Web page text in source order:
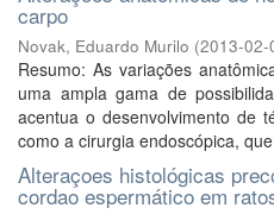
carpo
Novak, Eduardo Murilo (2013-02-
Resumo: As variações
uma ampla gama de
acentua o desenvolvimento de
como a cirurgia endoscópica,
Alteraçoes histológicas
cordao espermático em